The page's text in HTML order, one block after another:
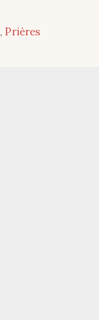
, Prières